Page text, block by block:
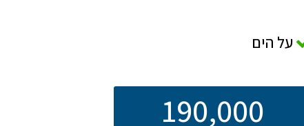
על הים
190,000